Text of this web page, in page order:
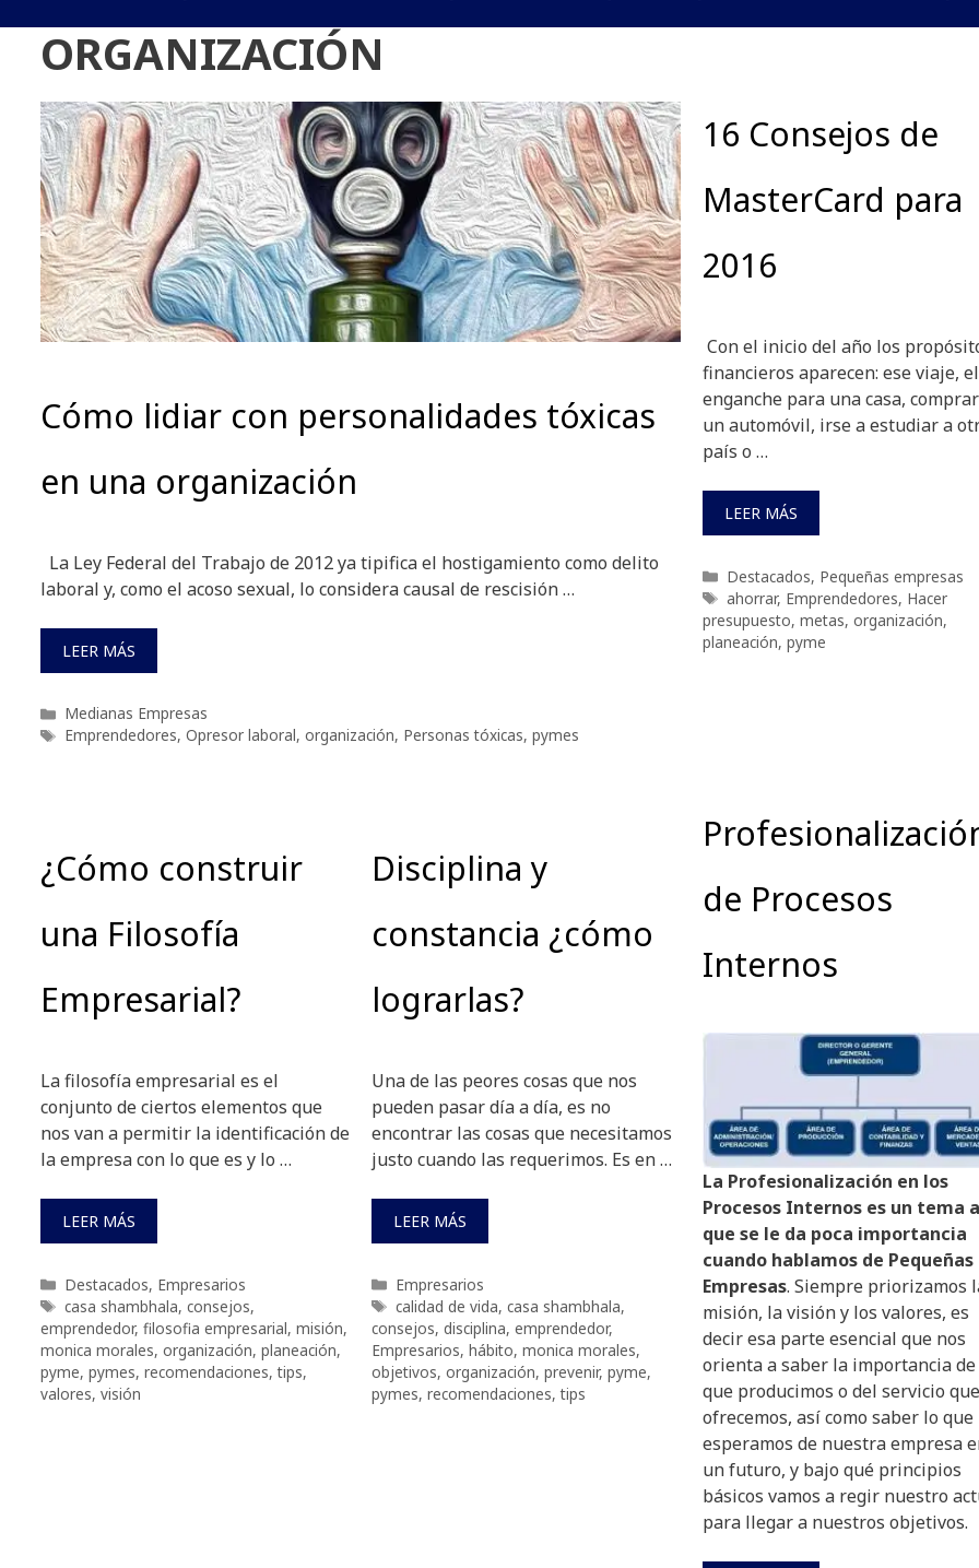
ORGANIZACIÓN
Cómo lidiar con personalidades tóxicas
en una organización
La Ley Federal del Trabajo de 2012 ya tipifica el hostigamiento como delito
laboral y, como el acoso sexual, lo considera causal de rescisión …
LEER MÁS
Categorías
Medianas Empresas
Etiquetas
Emprendedores, Opresor laboral, organización, Personas tóxicas, pymes
16 Consejos de
MasterCard para
2016
Con el inicio del año los
financieros aparecen: ese viaje, el
enganche para una casa,
un automóvil, irse a estudiar a
país o …
LEER MÁS
Categorías
Destacados, Pequeñas empresas
Etiquetas
ahorrar, Emprendedores, Hacer
presupuesto, metas, organización,
planeación, pyme
¿Cómo construir
una Filosofía
Empresarial?
La filosofía empresarial es el
conjunto de ciertos elementos que
nos van a permitir la identificación de
la empresa con lo que es y lo …
LEER MÁS
Categorías
Destacados, Empresarios
Etiquetas
casa shambhala, consejos,
emprendedor, filosofia empresarial, misión,
monica morales, organización, planeación,
pyme, pymes, recomendaciones,tips,
valores, visión
Disciplina y
constancia ¿cómo
lograrlas?
Una de las peores cosas que nos
pueden pasar día a día, es no
encontrar las cosas que necesitamos
justo cuando las requerimos. Es en …
LEER MÁS
Categorías
Empresarios
Etiquetas
calidad de vida, casa shambhala,
consejos, disciplina, emprendedor,
Empresarios, hábito, monica morales,
objetivos, organización, prevenir, pyme,
pymes, recomendaciones,tips
de Procesos
Internos
La Profesionalización en los
Procesos Internos es un tema
que se le da poca importancia
cuando hablamos de Pequeñas
Empresas. Siempre priorizamos
misión, la visión y los valores, es
decir esa parte esencial que nos
orienta a saber la importancia de
que producimos o del servicio que
ofrecemos, así como saber lo que
esperamos de nuestra empresa
un futuro, y bajo qué principios
básicos vamos a regir nuestro
para llegar a nuestros objetivos.